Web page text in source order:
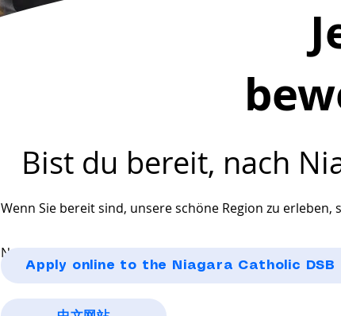
Bist du bereit, nach
Wenn Sie bereit sind, unsere schöne Region zu
Nachfolgend finden Sie die Schritte, um Ihre
Apply online to the Niagara Catholic DSB